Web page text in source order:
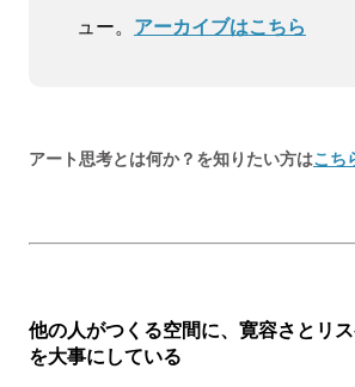
ュー。 アーカイブはこちら
アート思考とは何か？を知りたい方はこち
他の人がつくる空間に、寛容さとリ
を大事にしている